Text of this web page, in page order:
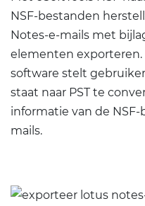
NSF-bestanden
Notes-e-mails met
elementen exporteren.
software stelt
staat naar PST te
informatie van de
mails.